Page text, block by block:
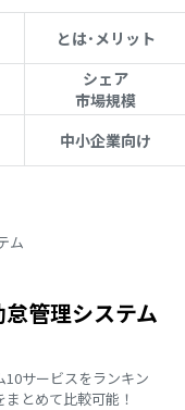
とは･メリット
シェア
市場規模
中小企業向け
ム
管理システム
サービスをランキン
とめて比較可能！